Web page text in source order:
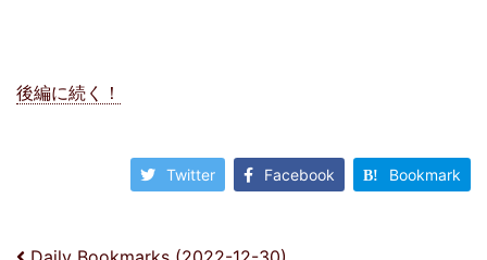
後編に続く！
Twitter Facebook Bookmark